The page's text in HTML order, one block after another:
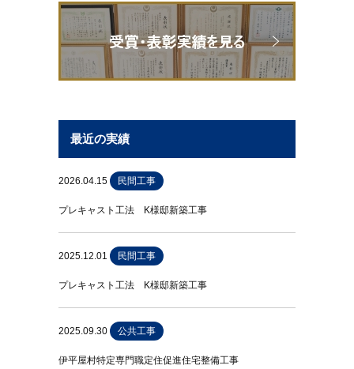
最近の実績
2026.04.15 民間工事
プレキャスト工法 K様邸新築工事
2025.12.01 民間工事
プレキャスト工法 K様邸新築工事
2025.09.30 公共工事
伊平屋村特定専門職定住促進住宅整備工事